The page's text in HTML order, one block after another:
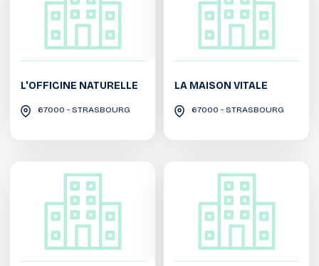
L'OFFICINE NATURELLE
67000 - STRASBOURG
LA MAISON VITALE
67000 - STRASBOURG